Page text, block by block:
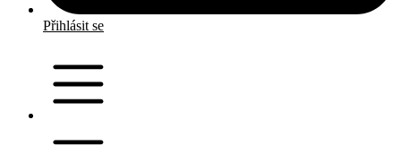
Přihlásit se